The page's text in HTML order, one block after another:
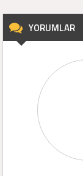
YORUMLAR